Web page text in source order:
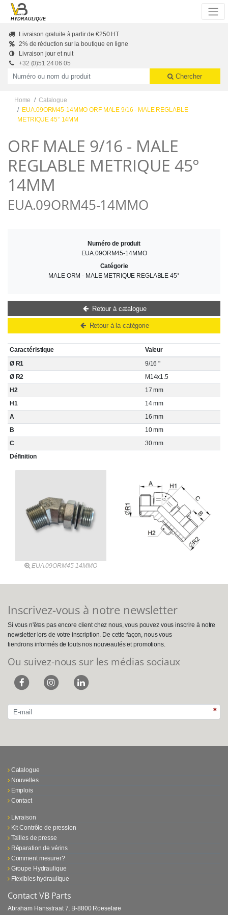
Skip to main content
HYDRAULIQUE
Livraison gratuite à partir de €250 HT
2% de réduction sur la boutique en ligne
Livraison jour et nuit
+32 (0)51 24 06 05
Productnummer of naam
Chercher
Home
Catalogue
EUA.09ORM45-14MMO ORF MALE 9/16 - MALE REGLABLE
METRIQUE 45° 14MM
ORF MALE 9/16 - MALE
REGLABLE METRIQUE 45°
14MM
EUA.09ORM45-14MMO
Caractéristique
Valeur
Ø R1
9/16 "
Ø R2
M14x1.5
H2
17 mm
H1
14 mm
A
16 mm
B
10 mm
C
30 mm
Définition
EUA.09ORM45-14MMO
Numéro de produit
EUA.09ORM45-14MMO
Catégorie
MALE ORM - MALE METRIQUE REGLABLE 45°
Retour à catalogue
Retour à la catégorie
Inscrivez-vous à notre newsletter
Si vous n'êtes pas encore client chez nous, vous pouvez vous inscrire à notre
newsletter lors de votre inscription. De cette façon, nous vous
tiendrons informés de touts nos nouveautés et promotions.
Ou suivez-nous sur les médias sociaux
Catalogue
Nouvelles
Emplois
Contact
Livraison
Kit Contrôle de pression
Tailles de presse
Réparation de vérins
Comment mesurer?
Groupe Hydraulique
Flexibles hydraulique
Contact VB Parts
Abraham Hansstraat 7, B-8800 Roeselare